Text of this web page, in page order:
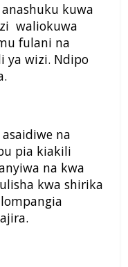
kuwa
waliokuwa
fulani na
ya wizi. Ndipo
na
pia kiakili
na kwa
kwa shirika